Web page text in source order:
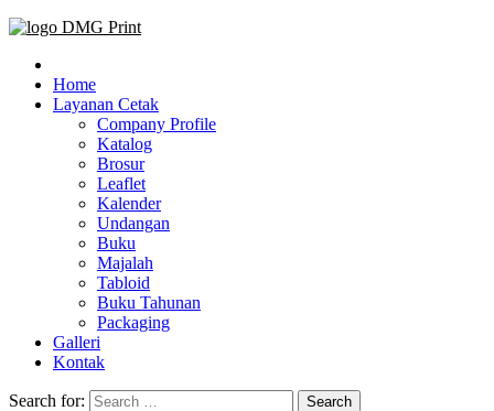
Jasa Cetak Online DMG Printing
Home
Layanan Cetak
Company Profile
Katalog
Brosur
Leaflet
Kalender
Undangan
Buku
Majalah
Tabloid
Buku Tahunan
Packaging
Galleri
Kontak
Search for: